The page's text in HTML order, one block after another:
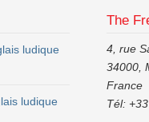
ludique
ludique
The
4, rue
34000,
France
Tél: